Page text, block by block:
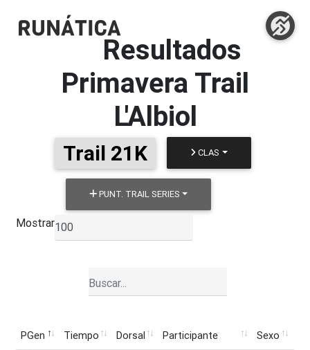
Resultados
Primavera Trail
L'Albiol
Trail 21K CLAS
PUNT. TRAIL SERIES
Mostrar
PGen Tiempo Dorsal Participante
Sexo